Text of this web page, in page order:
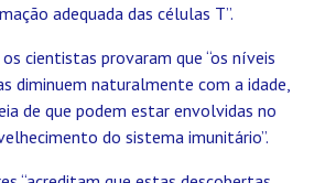
adequada das células T”.
cientistas provaram que “os níveis
diminuem naturalmente com a idade,
de que podem estar envolvidas no
do sistema imunitário”.